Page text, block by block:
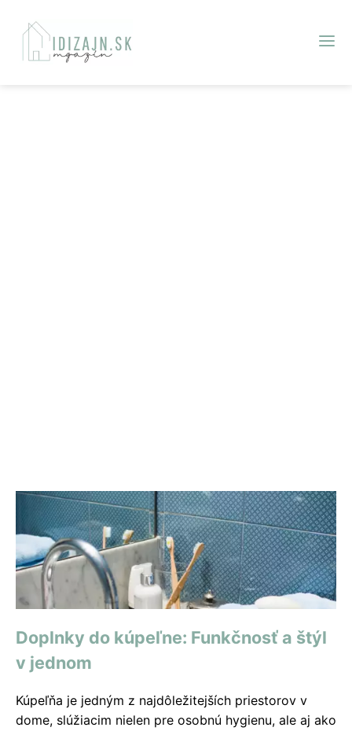
Doplnky do kúpeľne: Funkčnosť a štýl
v jednom
Kúpeľňa je jedným z najdôležitejších priestorov v
dome, slúžiacim nielen pre osobnú hygienu, ale aj ako